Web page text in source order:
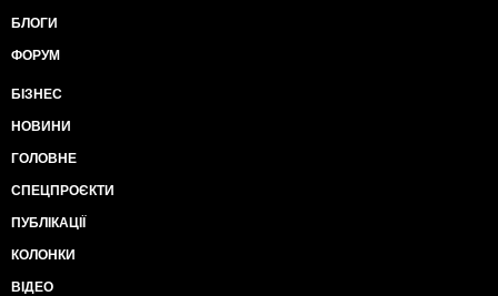
БЛОГИ
ФОРУМ
БІЗНЕС
НОВИНИ
ГОЛОВНЕ
СПЕЦПРОЄКТИ
ПУБЛІКАЦІЇ
КОЛОНКИ
ВІДЕО